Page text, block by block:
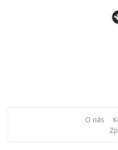
O nás